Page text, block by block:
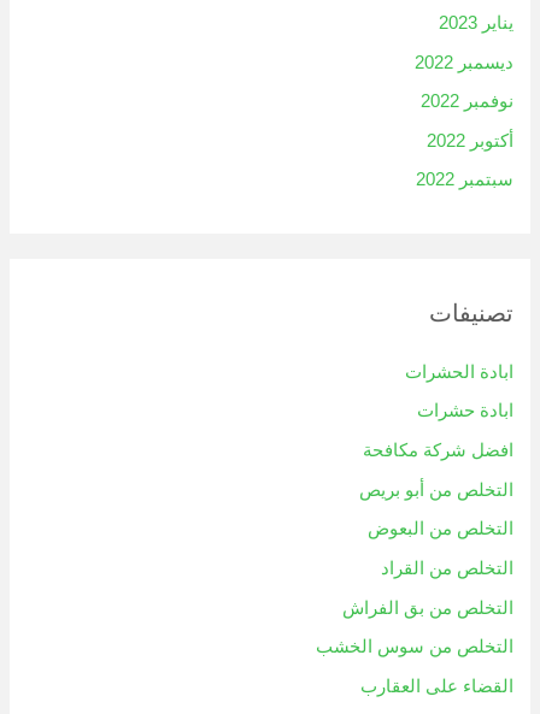
يناير 2023
ديسمبر 2022
نوفمبر 2022
أكتوبر 2022
سبتمبر 2022
تصنيفات
ابادة الحشرات
ابادة حشرات
افضل شركة مكافحة
التخلص من أبو بريص
التخلص من البعوض
التخلص من القراد
التخلص من بق الفراش
التخلص من سوس الخشب
القضاء على العقارب